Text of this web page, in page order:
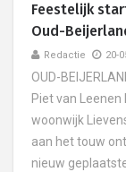
Feestelijk
Oud-
Redactie 20-
OUD-
Piet van
woonwijk
aan het touw
nieuw